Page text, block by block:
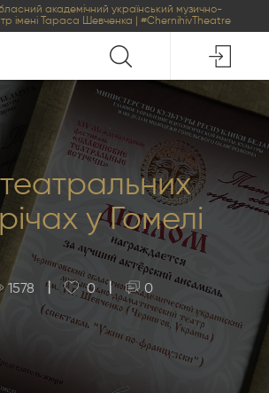
академічний український музично-
імені Тараса Шевченка | #ChernihivTheatre
у Гомелі
1578 | 0 | 0